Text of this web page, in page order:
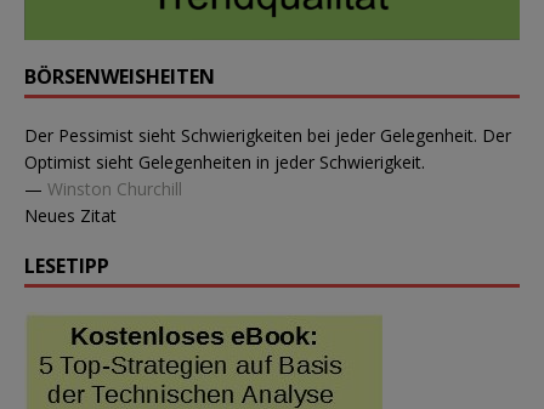
BÖRSENWEISHEITEN
Der Pessimist sieht Schwierigkeiten bei jeder Gelegenheit. Der
Optimist sieht Gelegenheiten in jeder Schwierigkeit.
— Winston Churchill
Neues Zitat
LESETIPP